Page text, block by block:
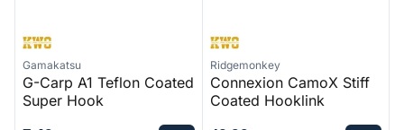
Gamakatsu
G-Carp A1 Teflon Coated
Super Hook
Ridgemonkey
Connexion CamoX Stiff
Coated Hooklink